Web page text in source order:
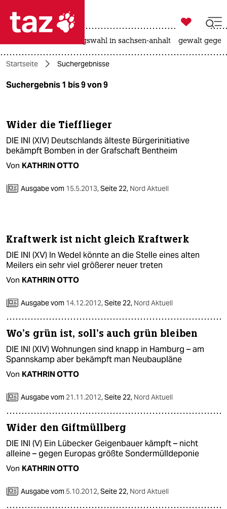
 taz zahl ich
taz zahl ich
themen
öko
gesellschaft
kultur
nord
verlag
verlag
veranstaltungen
shop
fragen & hilfe
unterstützen
abo
epaper login

taz zahl ich
landtagswahl in sachsen-anhalt gewalt
Startseite Suchergebnisse
Suchergebnis 1 bis 9 von 9
Wider die Tiefflieger
DIE INI (XIV) Deutschlands älteste Bürgerinitiative
bekämpft Bomben in der Grafschaft Bentheim
Von KATHRIN OTTO
Ausgabe vom 15.5.2013,Seite 22, Nord Aktuell
Kraftwerk ist nicht gleich Kraftwerk
DIE INI (XV) In Wedel könnte an die Stelle eines alten
Meilers ein sehr viel größerer neuer treten
Von KATHRIN OTTO
Ausgabe vom 14.12.2012,Seite 22, Nord Aktuell
Wo’s grün ist, soll’s auch grün bleiben
DIE INI (XIV) Wohnungen sind knapp in Hamburg – am
Spannskamp aber bekämpft man Neubaupläne
Von KATHRIN OTTO
Ausgabe vom 21.11.2012,Seite 22, Nord Aktuell
Wider den Giftmüllberg
DIE INI (V) Ein Lübecker Geigenbauer kämpft – nicht
alleine – gegen Europas größte Sondermülldeponie
Von KATHRIN OTTO
Ausgabe vom 5.10.2012,Seite 22, Nord Aktuell